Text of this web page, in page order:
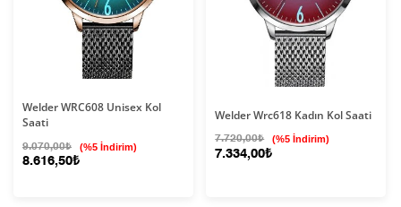
Welder WRC608 Unisex Kol
Saati
9.070,00₺ (%5 İndirim)
8.616,50₺
Welder Wrc618 Kadın Kol Saati
7.720,00₺ (%5 İndirim)
7.334,00₺